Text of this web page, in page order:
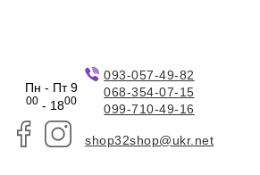
Пн - Пт 9
00- 1800
093-057-49-82
068-354-07-15
099-710-49-16
shop32shop@ukr.net